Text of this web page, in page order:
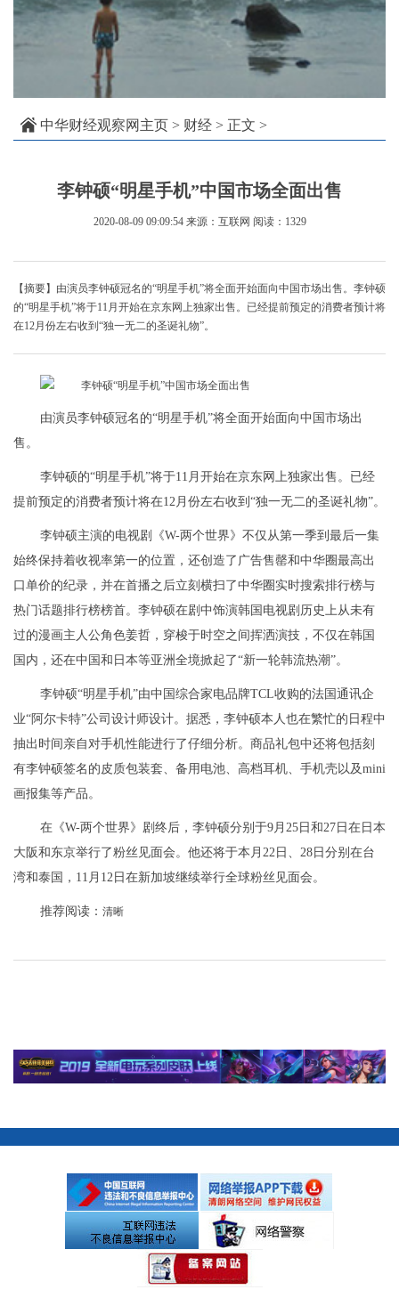
中华财经观察网主页 > 财经 > 正文 >
李钟硕“明星手机”中国市场全面出售
2020-08-09 09:09:54 来源：互联网 阅读：1329
【摘要】由演员李钟硕冠名的“明星手机”将全面开始面向中国市场出售。李钟硕
的“明星手机”将于11月开始在京东网上独家出售。已经提前预定的消费者预计将
在12月份左右收到“独一无二的圣诞礼物”。
由演员李钟硕冠名的“明星手机”将全面开始面向中国市场出
售。
李钟硕的“明星手机”将于11月开始在京东网上独家出售。已经
提前预定的消费者预计将在12月份左右收到“独一无二的圣诞礼物”。
李钟硕主演的电视剧《W-两个世界》不仅从第一季到最后一集
始终保持着收视率第一的位置，还创造了广告售罄和中华圈最高出
口单价的纪录，并在首播之后立刻横扫了中华圈实时搜索排行榜与
热门话题排行榜榜首。李钟硕在剧中饰演韩国电视剧历史上从未有
过的漫画主人公角色姜哲，穿梭于时空之间挥洒演技，不仅在韩国
国内，还在中国和日本等亚洲全境掀起了“新一轮韩流热潮”。
李钟硕“明星手机”由中国综合家电品牌TCL收购的法国通讯企
业“阿尔卡特”公司设计师设计。据悉，李钟硕本人也在繁忙的日程中
抽出时间亲自对手机性能进行了仔细分析。商品礼包中还将包括刻
有李钟硕签名的皮质包装套、备用电池、高档耳机、手机壳以及mini
画报集等产品。
在《W-两个世界》剧终后，李钟硕分别于9月25日和27日在日本
大阪和东京举行了粉丝见面会。他还将于本月22日、28日分别在台
湾和泰国，11月12日在新加坡继续举行全球粉丝见面会。
推荐阅读： 清晰